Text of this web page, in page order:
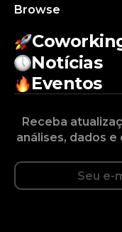
Browse
Notícias
Eventos
Receba
análises, dados